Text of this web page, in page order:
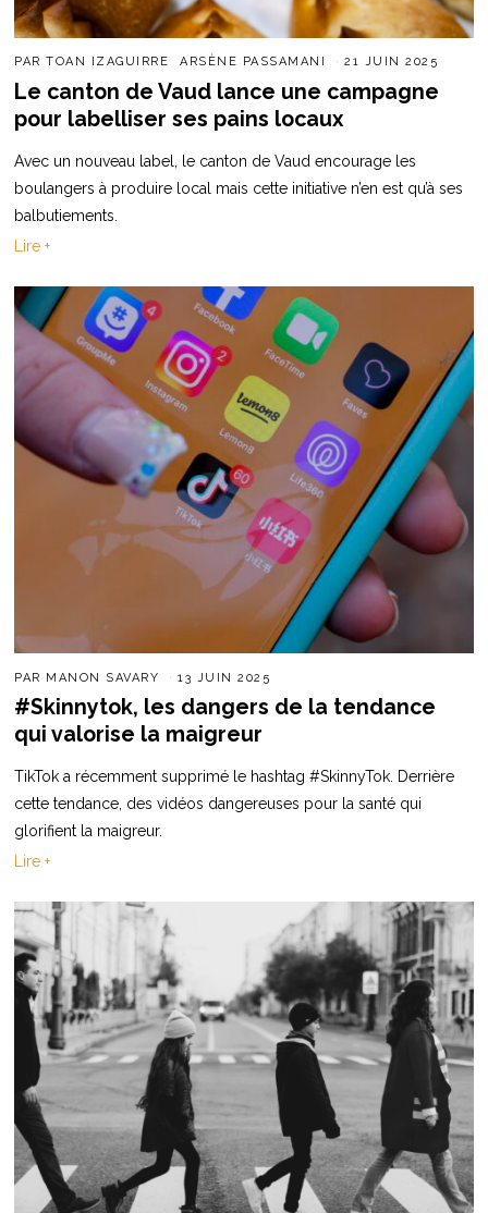
PARTOAN IZAGUIRRE ARSÈNE PASSAMANI 21 JUIN 2025
Le canton de Vaud lance une campagne
pour labelliser ses pains locaux
Avec un nouveau label, le canton de Vaud encourage les
boulangers à produire local mais cette initiative n’en est qu’à ses
balbutiements.
Lire +
PAR MANON SAVARY 13 JUIN 2025
#Skinnytok, les dangers de la tendance
qui valorise la maigreur
TikTok a récemment supprimé le hashtag #SkinnyTok. Derrière
cette tendance, des vidéos dangereuses pour la santé qui
glorifient la maigreur.
Lire +